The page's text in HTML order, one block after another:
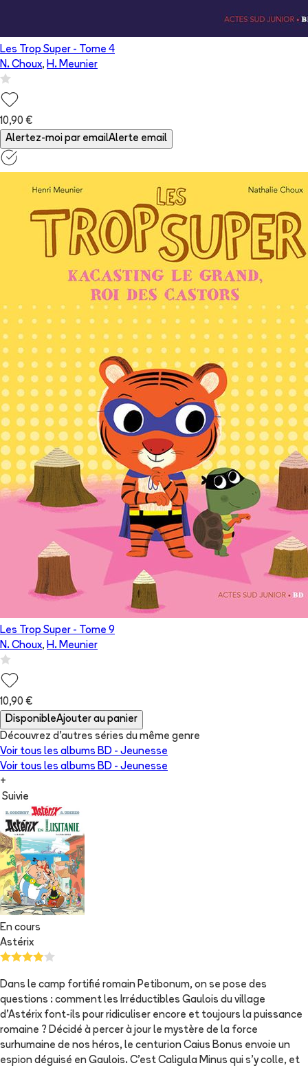
Les Trop Super - Tome 4
N. Choux, H. Meunier
10,90 €
Alertez-moi par emailAlerte email
Les Trop Super - Tome 9
N. Choux, H. Meunier
10,90 €
DisponibleAjouter au panier
Découvrez d'autres séries du même genre
Voir tous les albums BD - Jeunesse
Voir tous les albums BD - Jeunesse
+
Suivie
En cours
Astérix
Dans le camp fortifié romain Petibonum, on se pose des
questions : comment les Irréductibles Gaulois du village
d’Astérix font-ils pour ridiculiser encore et toujours la puissance
romaine ? Décidé à percer à jour le mystère de la force
surhumaine de nos héros, le centurion Caius Bonus envoie un
espion déguisé en Gaulois. C’est Caligula Minus qui s’y colle, et